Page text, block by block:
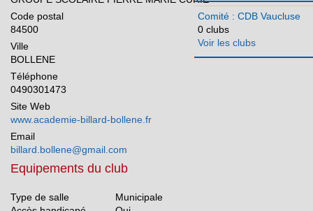
Code postal
84500
Ville
BOLLENE
Téléphone
0490301473
Site Web
www.academie-billard-bollene.fr
Email
billard.bollene@gmail.com
Comité : CDB Vaucluse
0 clubs
Voir les clubs
Equipements du club
Type de salle
Municipale